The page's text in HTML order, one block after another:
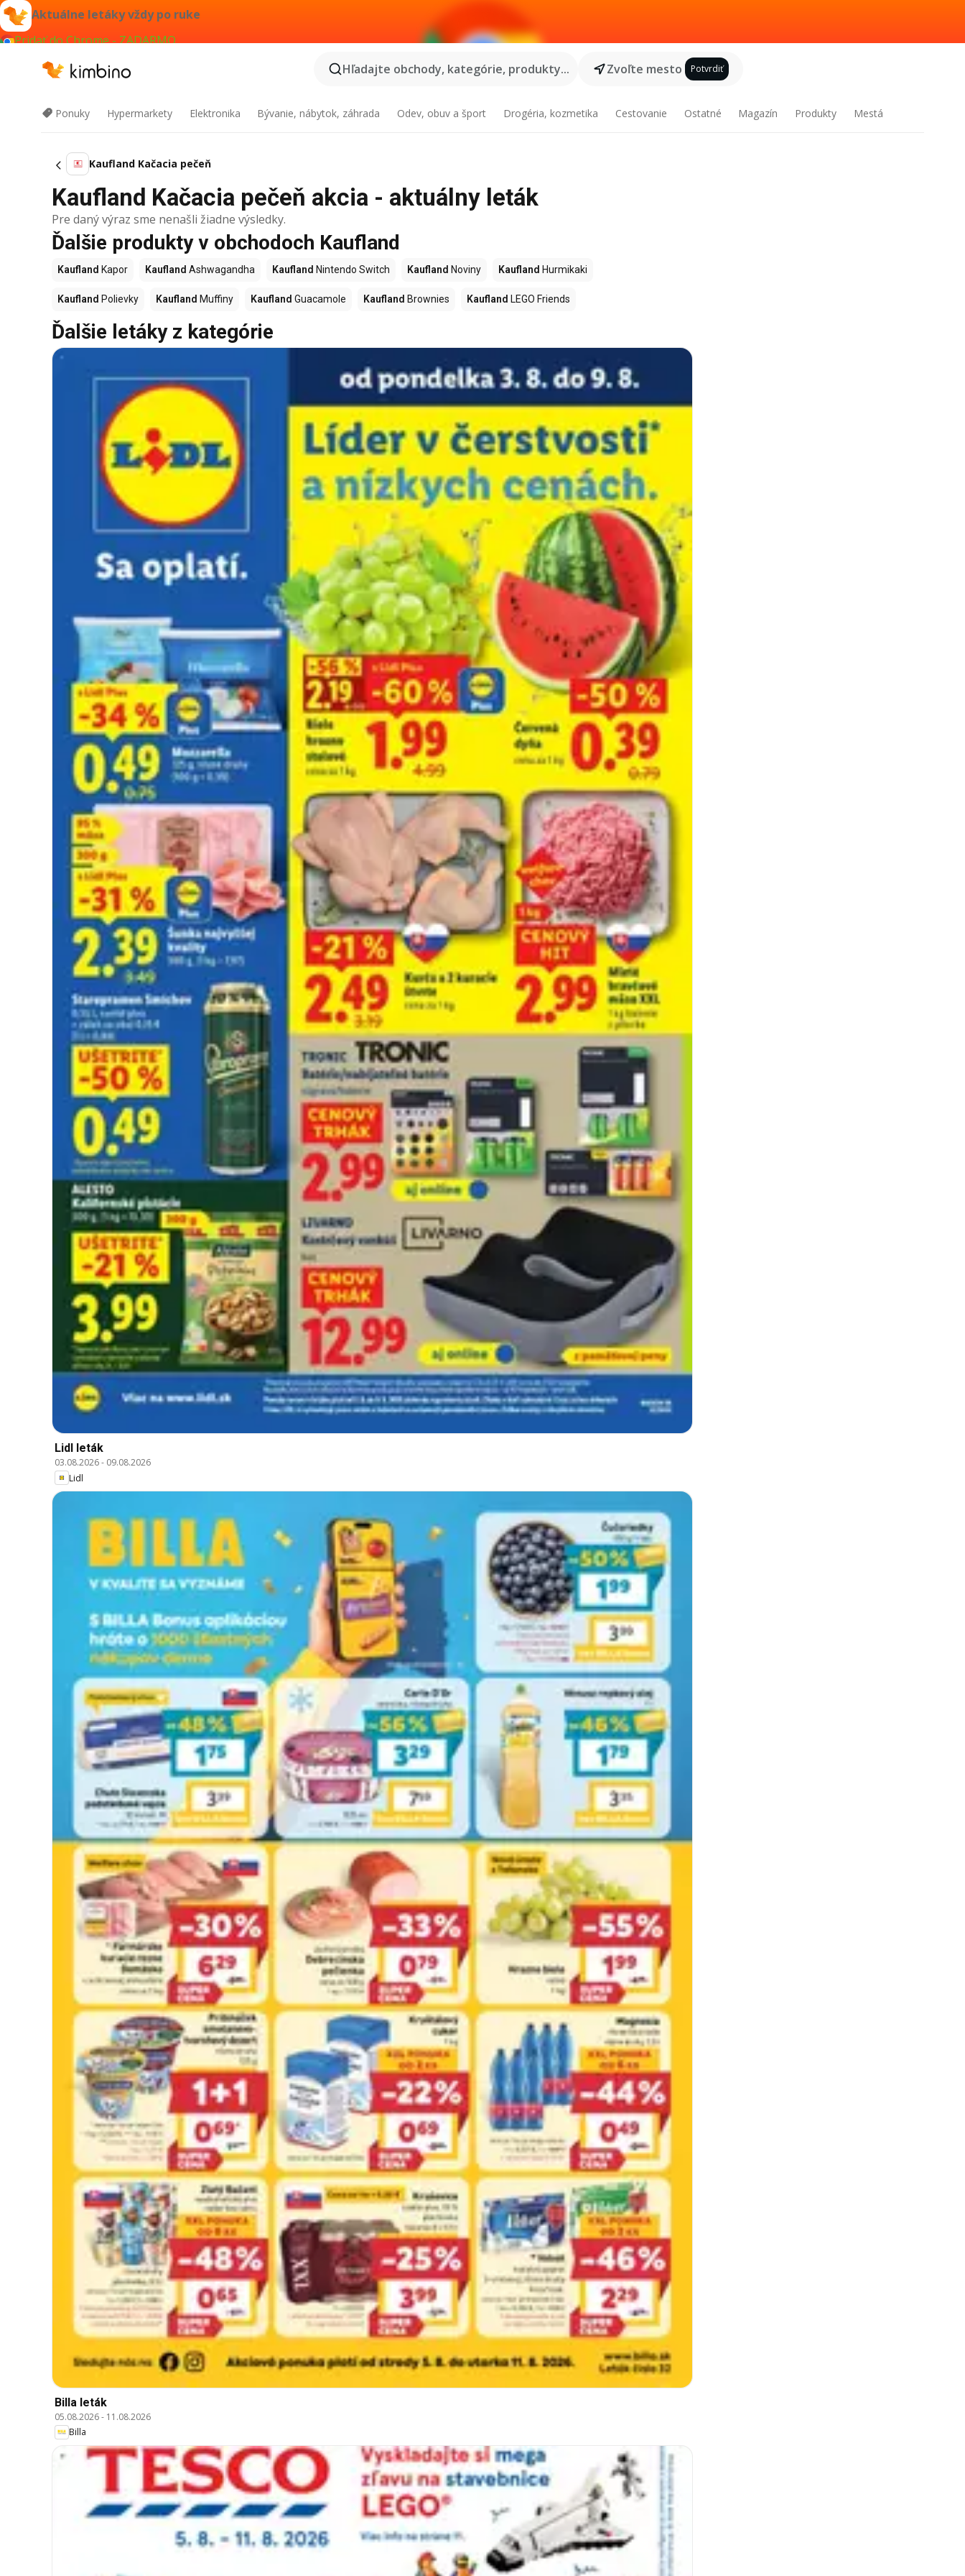
Aktuálne letáky vždy po ruke
Pridať do Chrome - ZADARMO
Hľadajte obchody, kategórie, produkty...
Zvoľte mesto Potvrdiť
Ponuky Hypermarkety Elektronika Bývanie, nábytok, záhrada Odev, obuv a šport Drogéria, kozmetika Cestovanie Ostatné Magazín Produkty Mestá
Kaufland Kačacia pečeň
Kaufland Kačacia pečeň akcia - aktuálny leták
Pre daný výraz sme nenašli žiadne výsledky.
Ďalšie produkty v obchodoch Kaufland
Kaufland Kapor Kaufland Ashwagandha Kaufland Nintendo Switch Kaufland Noviny Kaufland Hurmikaki
Kaufland Polievky Kaufland Muffiny Kaufland Guacamole Kaufland Brownies Kaufland LEGO Friends
Ďalšie letáky z kategórie
Lidl leták
03.08.2026- 09.08.2026
Lidl
Billa leták
05.08.2026- 11.08.2026
Billa